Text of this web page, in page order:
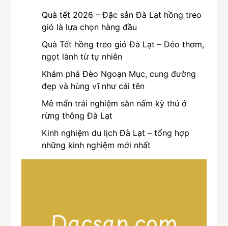
Quà tết 2026 – Đặc sản Đà Lạt hồng treo
gió là lựa chọn hàng đầu
Quà Tết hồng treo gió Đà Lạt – Dẻo thơm,
ngọt lành từ tự nhiên
Khám phá Đèo Ngoạn Mục, cung đường
đẹp và hùng vĩ như cái tên
Mê mẩn trải nghiệm săn nấm kỳ thú ở
rừng thông Đà Lạt
Kinh nghiệm du lịch Đà Lạt – tổng hợp
những kinh nghiệm mới nhất